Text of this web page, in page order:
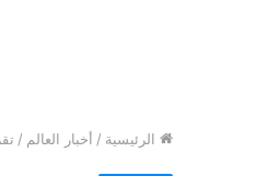
الرئيسية / أخبار العالم /